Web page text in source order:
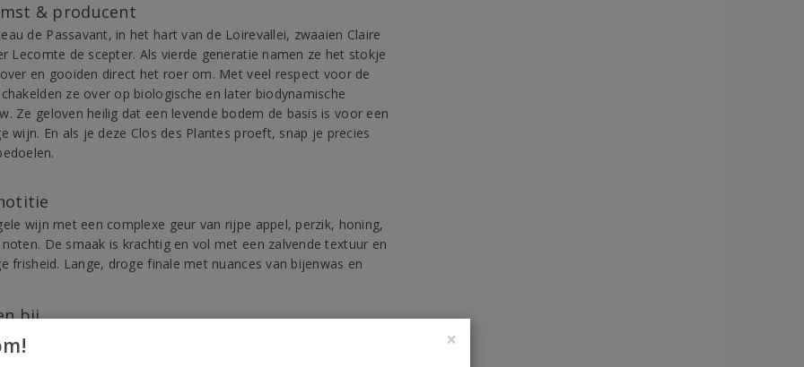
& producent
de Passavant, in het hart van de Loirevallei, zwaaien Claire
Lecomte de scepter. Als vierde generatie namen ze het stokje
en gooiden direct het roer om. Met veel respect voor de
ze over op biologische en later biodynamische
Ze geloven heilig dat een levende bodem de basis is voor een
wijn. En als je deze Clos des Plantes proeft, snap je precies
wijn met een complexe geur van rijpe appel, perzik, honing,
De smaak is krachtig en vol met een zalvende textuur en
frisheid. Lange, droge finale met nuances van bijenwas en
bij
en gelaagde witte wijn die gastronomisch multi-inzetbaar is.
bij pittige salades, gegrilde kip, risotto met zalm en peultjes of
×